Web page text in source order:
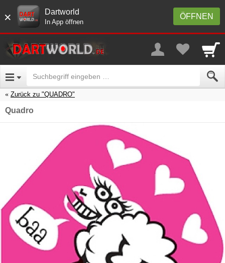
× ÖFFNEN
Dartworld
In App öffnen
Zurück zu "QUADRO"
Quadro